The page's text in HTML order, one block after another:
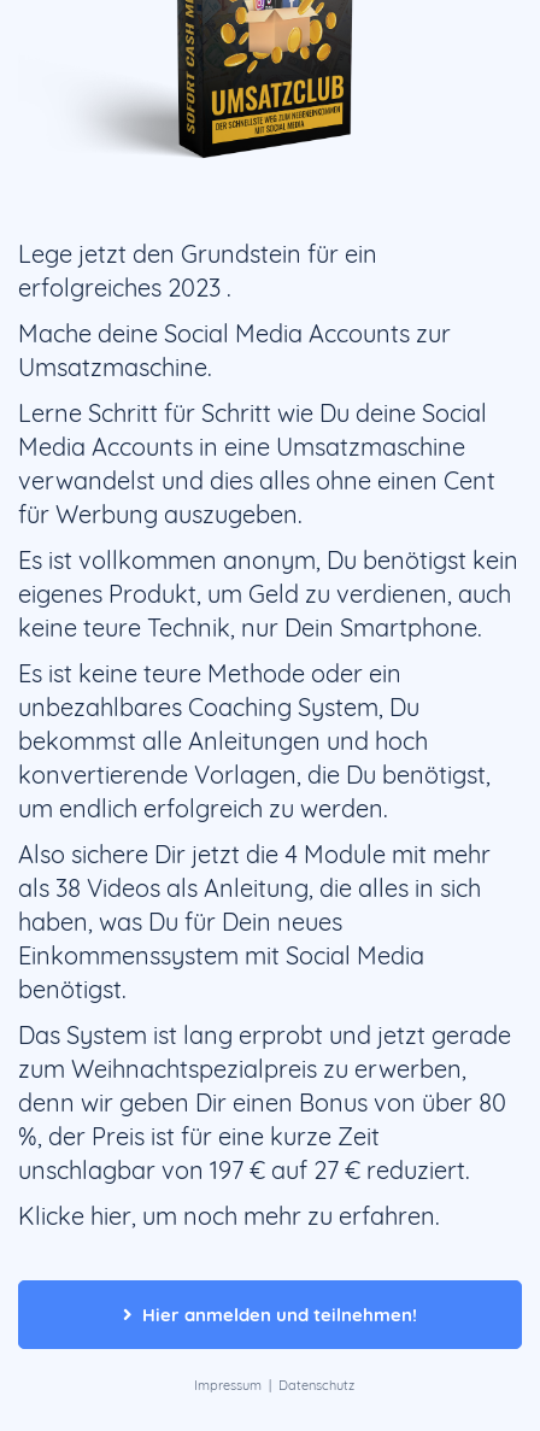
Lege jetzt den Grundstein für ein
erfolgreiches 2023 .
Mache deine Social Media Accounts zur
Umsatzmaschine.
Lerne Schritt für Schritt wie Du deine Social
Media Accounts in eine Umsatzmaschine
verwandelst und dies alles ohne einen Cent
für Werbung auszugeben.
Es ist vollkommen anonym, Du benötigst kein
eigenes Produkt, um Geld zu verdienen, auch
keine teure Technik, nur Dein Smartphone.
Es ist keine teure Methode oder ein
unbezahlbares Coaching System, Du
bekommst alle Anleitungen und hoch
konvertierende Vorlagen, die Du benötigst,
um endlich erfolgreich zu werden.
Also sichere Dir jetzt die 4 Module mit mehr
als 38 Videos als Anleitung, die alles in sich
haben, was Du für Dein neues
Einkommenssystem mit Social Media
benötigst.
Das System ist lang erprobt und jetzt gerade
zum Weihnachtspezialpreis zu erwerben,
denn wir geben Dir einen Bonus von über 80
%, der Preis ist für eine kurze Zeit
unschlagbar von 197 € auf 27 € reduziert.
Klicke hier, um noch mehr zu erfahren.
Hier anmelden und teilnehmen!
Impressum| Datenschutz